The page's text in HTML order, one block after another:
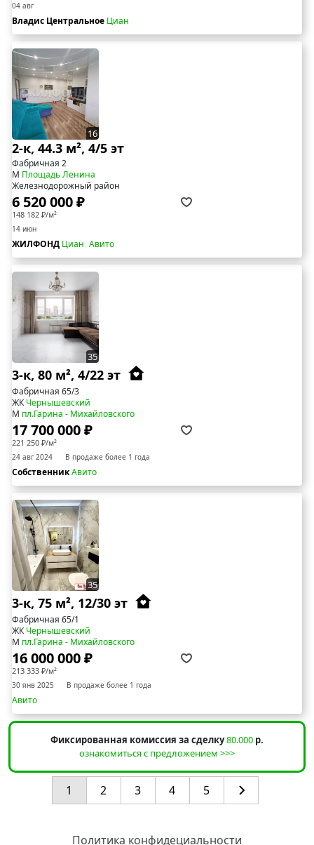
04 авг
Владис Центральное Циан
16
2-к, 44.3 м², 4/5 эт
Фабричная 2
М Площадь Ленина
Железнодорожный район
6 520 000 ₽
148 182 ₽/м²
14 июн
ЖИЛФОНД Циан Авито
35
3-к, 80 м², 4/22 эт
Фабричная 65/3
ЖКЧернышевский
М пл.Гарина - Михайловского
17 700 000 ₽
221 250 ₽/м²
24 авг 2024 В продаже более 1 года
СобственникАвито
35
3-к, 75 м², 12/30 эт
Фабричная 65/1
ЖКЧернышевский
М пл.Гарина - Михайловского
16 000 000 ₽
213 333 ₽/м²
30 янв 2025 В продаже более 1 года
Авито
Фиксированная комиссия за сделку80.000 р.
ознакомиться с предложением >>>
1 2 3 4 5
Политика конфидециальности